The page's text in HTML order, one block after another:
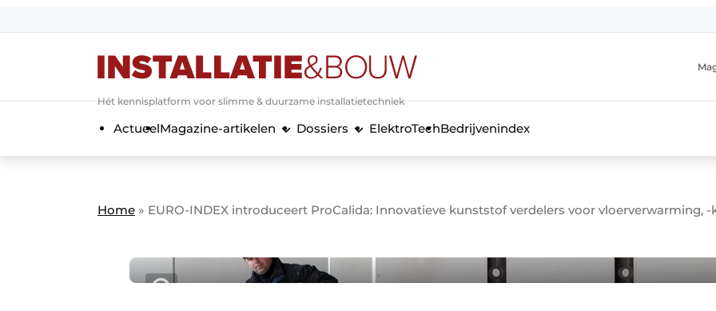
Algemene voorwaarden
Banner overzicht
BedrijvenAanmeldenBedankt voor de aanmelding
Bedrijven
Evenement aanmelden
Meest gelezen
Hét kennisplatform voor slimme & duurzame installatietechniek
ActueelMagazine-artikelen Dossiers ElektroTechBedrijvenindex
Home » EURO-INDEX introduceert ProCalida: Innovatieve kunststof verdelers voor vloerverwarming,